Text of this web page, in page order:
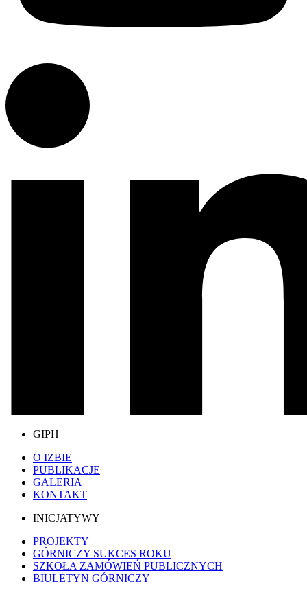
GIPH
O IZBIE
PUBLIKACJE
GALERIA
KONTAKT
INICJATYWY
PROJEKTY
GÓRNICZY SUKCES ROKU
SZKOŁA ZAMÓWIEŃ PUBLICZNYCH
BIULETYN GÓRNICZY